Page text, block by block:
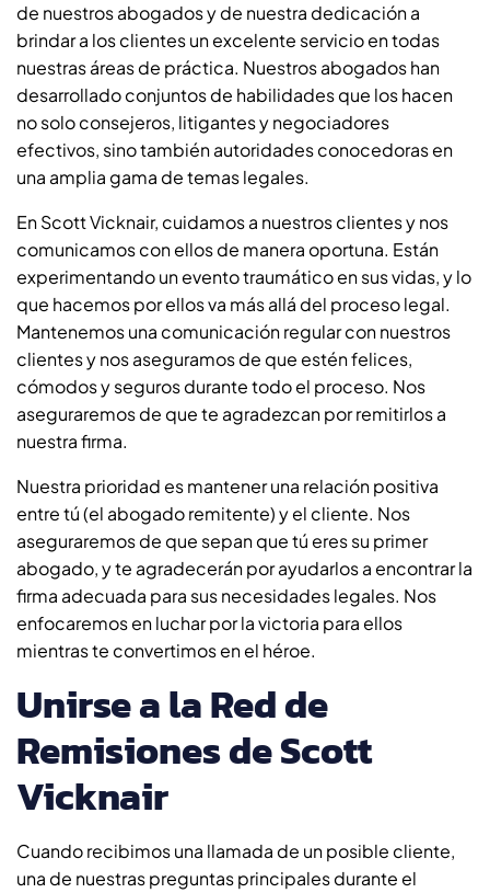
de nuestros abogados y de nuestra dedicación a
brindar a los clientes un excelente servicio en todas
nuestras áreas de práctica. Nuestros abogados han
desarrollado conjuntos de habilidades que los hacen
no solo consejeros, litigantes y negociadores
efectivos, sino también autoridades conocedoras en
una amplia gama de temas legales.
En Scott Vicknair, cuidamos a nuestros clientes y nos
comunicamos con ellos de manera oportuna. Están
experimentando un evento traumático en sus vidas, y lo
que hacemos por ellos va más allá del proceso legal.
Mantenemos una comunicación regular con nuestros
clientes y nos aseguramos de que estén felices,
cómodos y seguros durante todo el proceso. Nos
aseguraremos de que te agradezcan por remitirlos a
nuestra firma.
Nuestra prioridad es mantener una relación positiva
entre tú (el abogado remitente) y el cliente. Nos
aseguraremos de que sepan que tú eres su primer
abogado, y te agradecerán por ayudarlos a encontrar la
firma adecuada para sus necesidades legales. Nos
enfocaremos en luchar por la victoria para ellos
mientras te convertimos en el héroe.
Unirse a la Red de
Remisiones de Scott
Vicknair
Cuando recibimos una llamada de un posible cliente,
una de nuestras preguntas principales durante el